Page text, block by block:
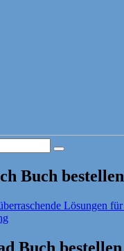
Suche
Buch bestellen
Buch bestellen